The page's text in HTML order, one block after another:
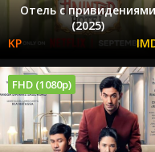
Отель с привидениями
(2025)
FHD (1080p)